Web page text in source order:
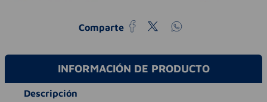
Comparte
INFORMACIÓN DE PRODUCTO
Descripción